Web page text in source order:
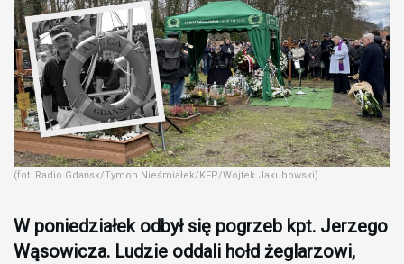
(fot. Radio Gdańsk/Tymon Nieśmiałek/KFP/Wojtek Jakubowski)
W poniedziałek odbył się pogrzeb kpt. Jerzego
Wąsowicza. Ludzie oddali hołd żeglarzowi,